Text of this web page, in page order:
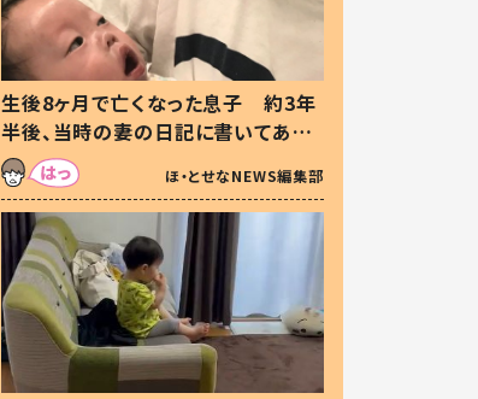
生後8ヶ月で亡くなった息子 約3年
半後、当時の妻の日記に書いてあっ
た本音とは
ほ・とせなNEWS編集部